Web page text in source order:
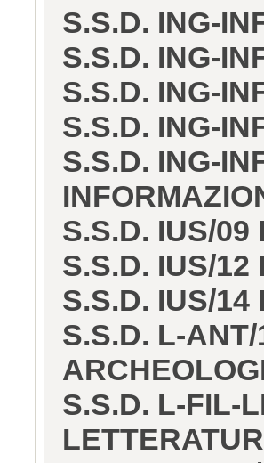
S.S.D. ING-
S.S.D. ING-
S.S.D. ING-
S.S.D. ING-
S.S.D. ING-
S.S.D. IUS/09
S.S.D. IUS/12
S.S.D. IUS/14
S.S.D. L-
S.S.D. L-FIL-